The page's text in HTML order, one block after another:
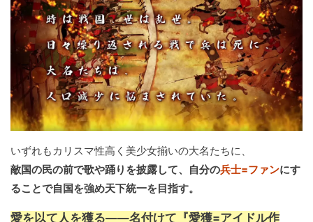
いずれもカリスマ性高く美少女揃いの大名たちに、
敵国の民の前で歌や踊りを披露して、自分の兵士=ファンにす
ることで自国を強め天下統一を目指す。
愛を以て人を獲る――名付けて『愛獲=アイドル作